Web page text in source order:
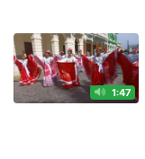
1:47